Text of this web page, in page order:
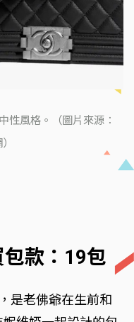
性風格。（圖片來源：
款：19包
是老佛爺在生前和